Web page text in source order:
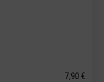
7,90 €